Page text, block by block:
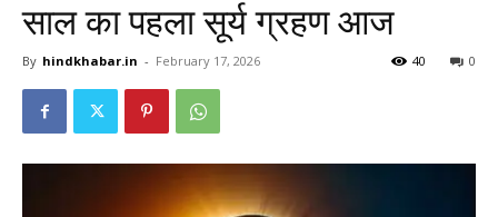
साल का पहला सूर्य ग्रहण आज
By hindkhabar.in - February 17, 2026 0
40